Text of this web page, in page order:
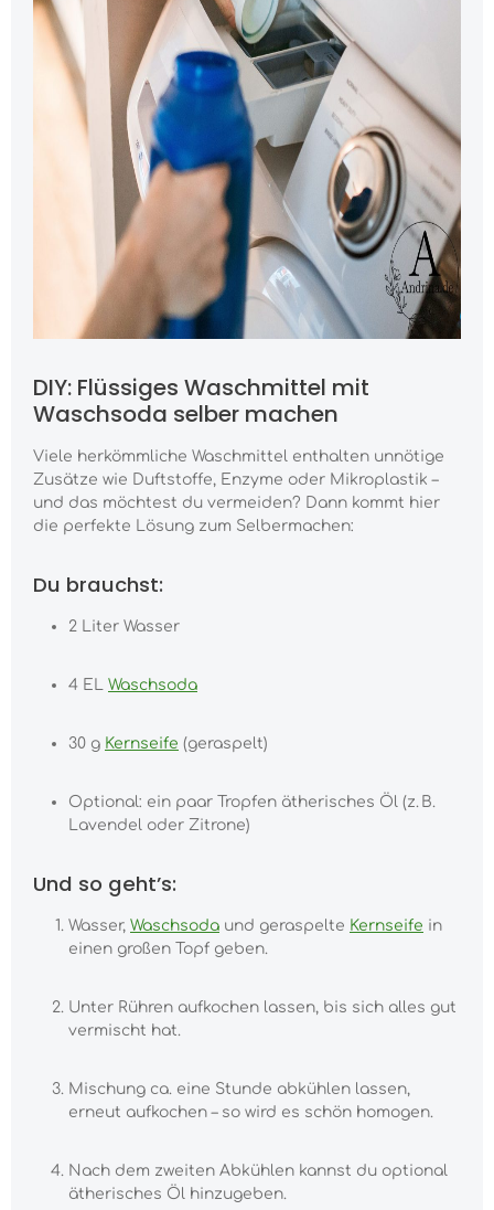
DIY: Flüssiges Waschmittel mit
Waschsoda selber machen
Viele herkömmliche Waschmittel enthalten unnötige
Zusätze wie Duftstoffe, Enzyme oder Mikroplastik –
und das möchtest du vermeiden? Dann kommt hier
die perfekte Lösung zum Selbermachen:
Du brauchst:
2 Liter Wasser
4 EL Waschsoda
30 g Kernseife (geraspelt)
Optional: ein paar Tropfen ätherisches Öl (z. B.
Lavendel oder Zitrone)
Und so geht’s:
Wasser, Waschsoda und geraspelte Kernseife in
einen großen Topf geben.
Unter Rühren aufkochen lassen, bis sich alles gut
vermischt hat.
Mischung ca. eine Stunde abkühlen lassen,
erneut aufkochen – so wird es schön homogen.
Nach dem zweiten Abkühlen kannst du optional
ätherisches Öl hinzugeben.